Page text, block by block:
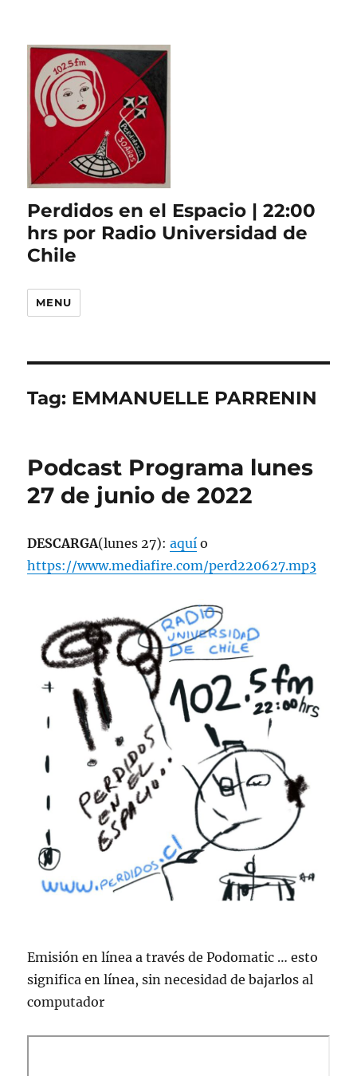
Perdidos en el Espacio | 22:00
hrs por Radio Universidad de
Chile
MENU
Tag: EMMANUELLE PARRENIN
Podcast Programa lunes
27 de junio de 2022
DESCARGA(lunes 27):aquí o
https://www.mediafire.com/perd220627.mp3
Emisión en lí­nea a través de Podomatic … esto
significa en lí­nea, sin necesidad de bajarlos al
computador